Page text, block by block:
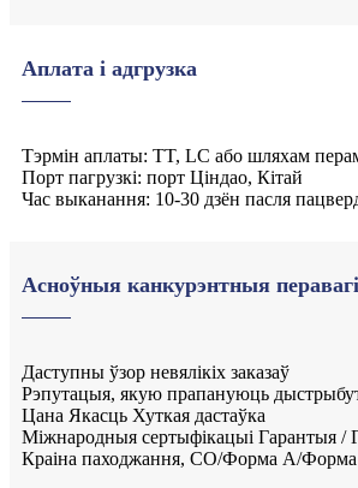
Аплата і адгрузка
Тэрмін аплаты: TT, LC або шляхам
Порт пагрузкі: порт Ціндао, Кітай
Час выканання: 10-30 дзён пасля
Асноўныя канкурэнтныя перавагі
Даступны ўзор невялікіх заказаў
Рэпутацыя, якую прапануюць
Цана Якасць Хуткая дастаўка
Міжнародныя сертыфікацыі Гарантыя /
Краіна паходжання, CO/Форма A/